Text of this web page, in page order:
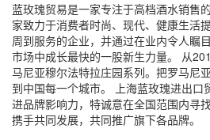
蓝玫瑰贸易是一家专注于高档酒水销售
家致力于消费者时尚、现代、健康生活
周到服务的企业，并通过在业内令人瞩
市场中成长最快的一股新生力量。 从
马尼亚穆尔法特拉庄园系列。把罗马尼
到中国每一个城市。 上海蓝玫瑰进出口
进品牌影响力，特诚意在全国范围内寻
携手共同发展，共同推广旗下各品牌。